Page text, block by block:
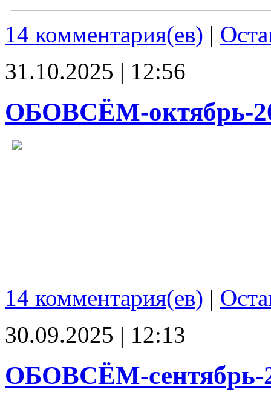
14 комментария(ев) |
31.10.2025 | 12:56
ОБОВСЁМ-октябрь-
14 комментария(ев) |
30.09.2025 | 12:13
ОБОВСЁМ-сентябрь-